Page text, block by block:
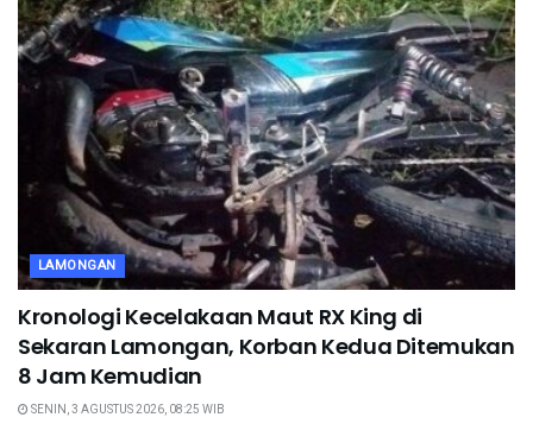
LAMONGAN
Kronologi Kecelakaan Maut RX King di
Sekaran Lamongan, Korban Kedua Ditemukan
8 Jam Kemudian
SENIN, 3 AGUSTUS 2026, 08:25 WIB